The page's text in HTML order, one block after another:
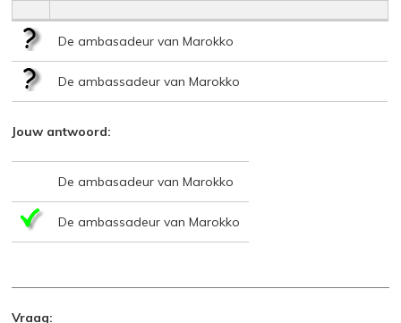
De ambasadeur van Marokko
De ambassadeur van Marokko
Jouw antwoord:
De ambasadeur van Marokko
De ambassadeur van Marokko
Vraag: